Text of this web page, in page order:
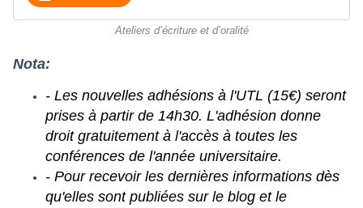
Ateliers d’écriture et d’oralité
Nota:
- Les nouvelles adhésions à l'UTL (15€) seront
prises à partir de 14h30. L'adhésion donne
droit gratuitement à l'accès à toutes les
conférences de l'année universitaire.
- Pour recevoir les dernières informations dès
qu'elles sont publiées sur le blog et le